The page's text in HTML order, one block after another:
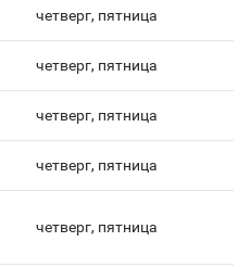
четверг, пятница
четверг, пятница
четверг, пятница
четверг, пятница
четверг, пятница